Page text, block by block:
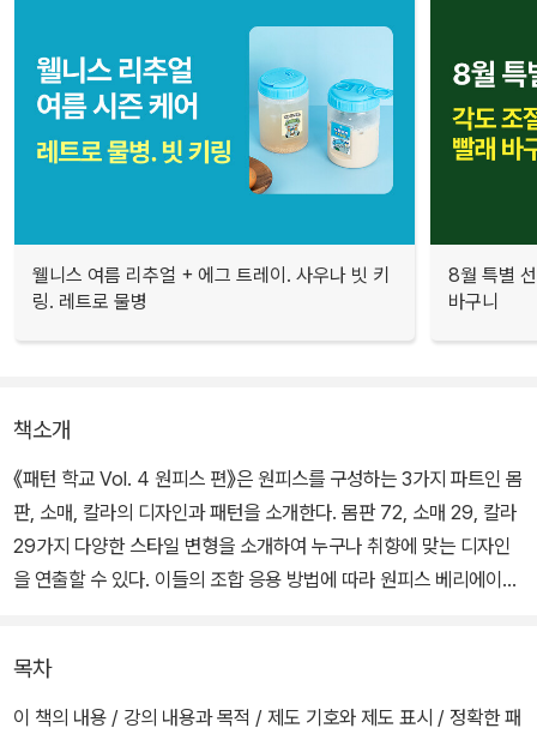
웰니스 여름 리추얼 + 에그 트레이. 사우나 빗 키
링. 레트로 물병
8월 특별
바구니
책소개
《패턴 학교 Vol. 4 원피스 편》은 원피스를 구성하는 3가지 파트인 몸
판, 소매, 칼라의 디자인과 패턴을 소개한다. 몸판 72, 소매 29, 칼라
29가지 다양한 스타일 변형을 소개하여 누구나 취향에 맞는 디자인
을 연출할 수 있다. 이들의 조합 응용 방법에 따라 원피스 베리에이션
원형이 되는 몸판과 소매의 기본 패턴은 다양한 사이즈로 전개한 실
물 대형 패턴을 수록. 대부분의 디자인은 이 기본 패턴에서 전개해 손
목차
이 책의 내용 / 강의 내용과 목적 / 제도 기호와 제도 표시 / 정확한 패